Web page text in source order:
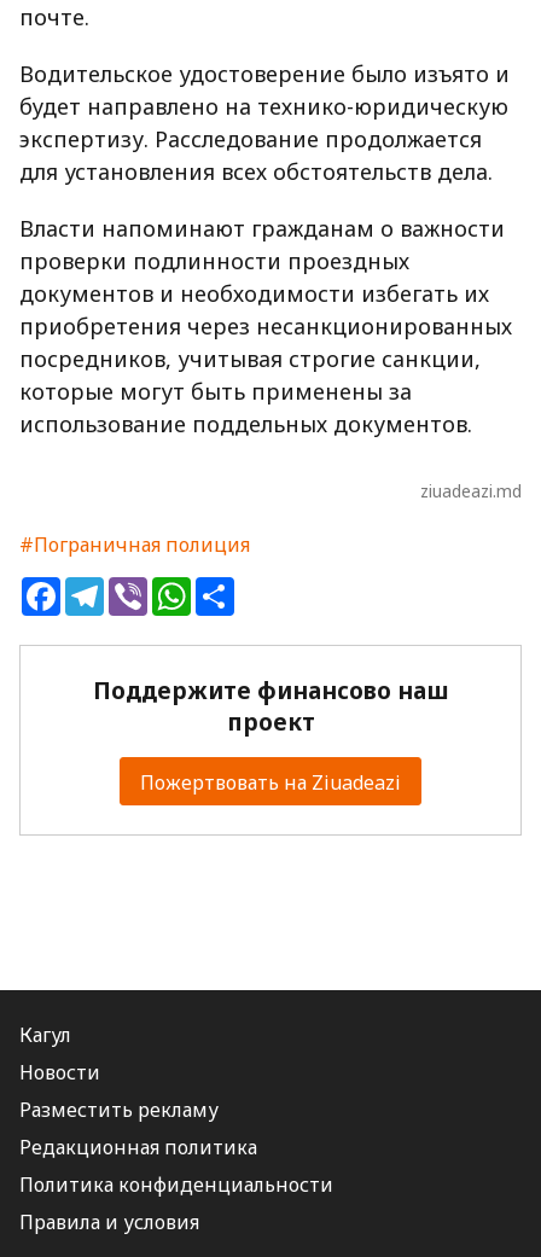
почте.
Водительское удостоверение было изъято и
будет направлено на технико-юридическую
экспертизу. Расследование продолжается
для установления всех обстоятельств дела.
Власти напоминают гражданам о важности
проверки подлинности проездных
документов и необходимости избегать их
приобретения через несанкционированных
посредников, учитывая строгие санкции,
которые могут быть применены за
использование поддельных документов.
ziuadeazi.md
#Пограничная полиция
FacebookTelegram
ViberWhatsApp
Поддержите финансово наш
проект
Пожертвовать на Ziuadeazi
Кагул
Новости
Разместить рекламу
Редакционная политика
Политика конфиденциальности
Правила и условия